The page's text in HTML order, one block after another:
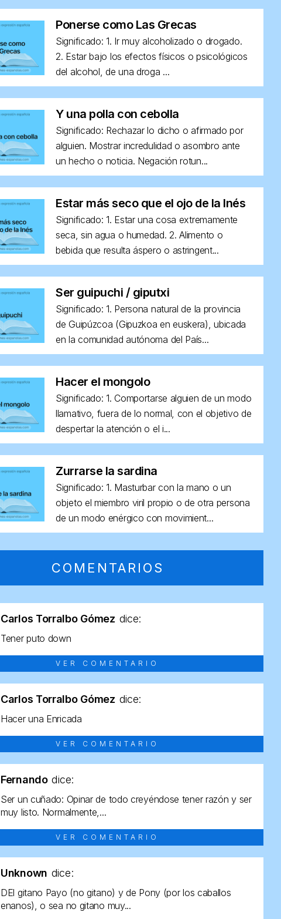
Ponerse como Las Grecas
Significado: 1. Ir muy alcoholizado o drogado.
2. Estar bajo los efectos físicos o psicológicos
del alcohol, de una droga ...
Y una polla con cebolla
Significado: Rechazar lo dicho o afirmado por
alguien. Mostrar incredulidad o asombro ante
un hecho o noticia. Negación rotun...
Estar más seco que el ojo de la Inés
Significado: 1. Estar una cosa extremamente
seca, sin agua o humedad. 2. Alimento o
bebida que resulta áspero o astringent...
Ser guipuchi / giputxi
Significado: 1. Persona natural de la provincia
de Guipúzcoa (Gipuzkoa en euskera), ubicada
en la comunidad autónoma del País...
Hacer el mongolo
Significado: 1. Comportarse alguien de un modo
llamativo, fuera de lo normal, con el objetivo de
despertar la atención o el i...
Zurrarse la sardina
Significado: 1. Masturbar con la mano o un
objeto el miembro viril propio o de otra persona
de un modo enérgico con movimient...
COMENTARIOS
Carlos Torralbo Gómez dice:
Tener puto down
VER COMENTARIO
Carlos Torralbo Gómez dice:
Hacer una Enricada
VER COMENTARIO
Fernando dice:
Ser un cuñado: Opinar de todo creyéndose tener razón y ser
muy listo. Normalmente,...
VER COMENTARIO
Unknown dice:
DEl gitano Payo (no gitano) y de Pony (por los caballos
enanos), o sea no gitano muy...